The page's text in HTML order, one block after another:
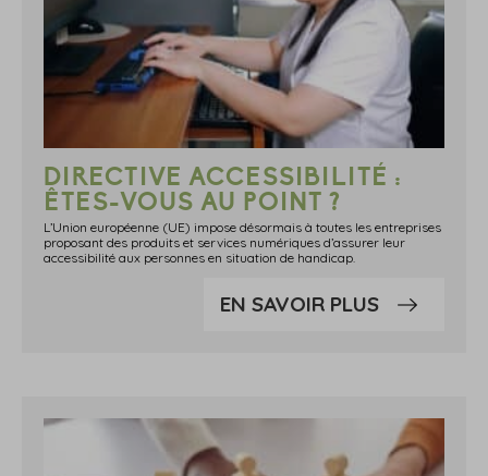
DIRECTIVE ACCESSIBILITÉ :
ÊTES-VOUS AU POINT ?
L’Union européenne (UE) impose désormais à toutes les entreprises
proposant des produits et services numériques d’assurer leur
accessibilité aux personnes en situation de handicap.
EN SAVOIR PLUS